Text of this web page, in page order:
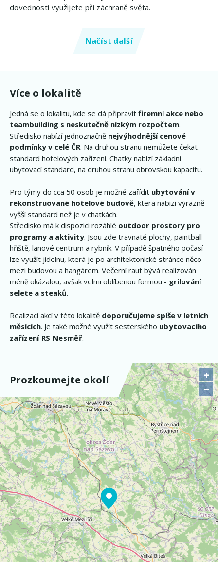
dovednosti využijete při záchraně světa.
Načíst další
Více o lokalitě
Jedná se o lokalitu, kde se dá připravit firemní akce nebo
teambuilding s neskutečně nízkým rozpočtem.
Středisko nabízí jednoznačně nejvýhodnější cenové
podmínky v celé ČR. Na druhou stranu nemůžete čekat
standard hotelových zařízení. Chatky nabízí základní
ubytovací standard, na druhou stranu obrovskou kapacitu.
Pro týmy do cca 50 osob je možné zařídit ubytování v
rekonstruované hotelové budově, která nabízí výrazně
vyšší standard než je v chatkách.
Středisko má k dispozici rozáhlé outdoor prostory pro
programy a aktivity. Jsou zde travnaté plochy, paintball
hřiště, lanové centrum a rybník. V případě špatného počasí
lze využít jídelnu, která je po architektonické stránce něco
mezi budovou a hangárem. Večerní raut bývá realizován
méně okázalou, avšak velmi oblíbenou formou - grilování
selete a steaků.
Realizaci akcí v této lokalitě doporučujeme spíše v letních
měsících. Je také možné využít sesterského ubytovacího
zařízení RS Nesměř.
Prozkoumejte okolí
+
−